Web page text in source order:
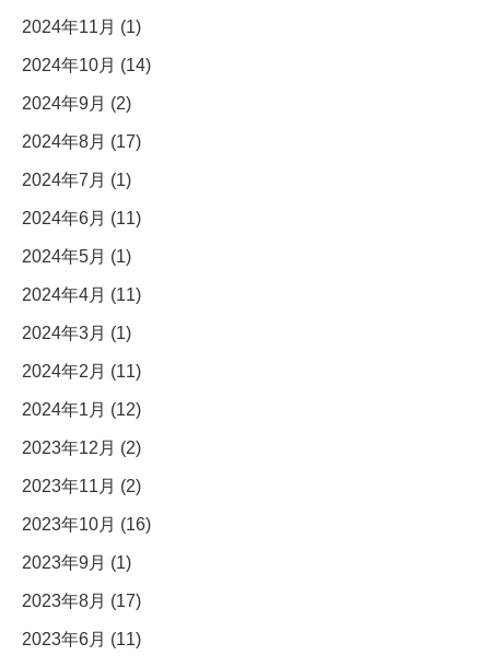
2024年11月 (1)
2024年10月 (14)
2024年9月 (2)
2024年8月 (17)
2024年7月 (1)
2024年6月 (11)
2024年5月 (1)
2024年4月 (11)
2024年3月 (1)
2024年2月 (11)
2024年1月 (12)
2023年12月 (2)
2023年11月 (2)
2023年10月 (16)
2023年9月 (1)
2023年8月 (17)
2023年6月 (11)